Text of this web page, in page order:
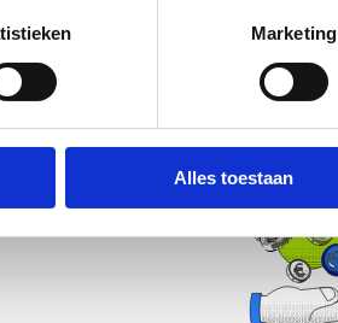
Marketing
Alles toestaan
je oude auto.